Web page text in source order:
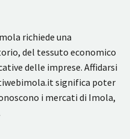
richiede una
del tessuto economico
delle imprese. Affidarsi
significa poter
i mercati di Imola,